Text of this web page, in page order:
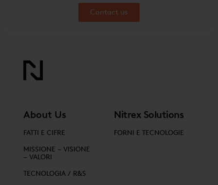
Contact us
About Us
FATTI E CIFRE
MISSIONE – VISIONE
– VALORI
TECNOLOGIA / R&S
Nitrex Solutions
FORNI E TECNOLOGIE